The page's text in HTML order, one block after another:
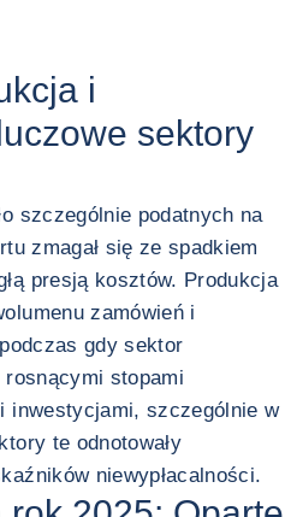
i
sektory
szczególnie podatnych na
zmagał się ze spadkiem
presją kosztów. Produkcja
zamówień i
gdy sektor
rosnącymi stopami
inwestycjami, szczególnie w
te odnotowały
niewypłacalności.